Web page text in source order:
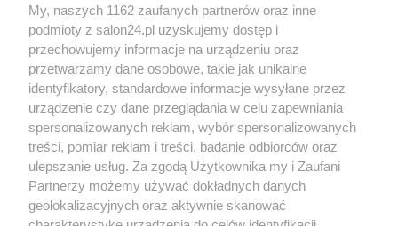
Społeczeństwo
Kultura
X Facebook Instagram Youtube
My, naszych 1162 zaufanych partnerów oraz inne
podmioty z salon24.pl uzyskujemy dostęp i
przechowujemy informacje na urządzeniu oraz
przetwarzamy dane osobowe, takie jak unikalne
identyfikatory, standardowe informacje wysyłane przez
urządzenie czy dane przeglądania w celu zapewniania
spersonalizowanych reklam, wybór spersonalizowanych
treści, pomiar reklam i treści, badanie odbiorców oraz
ulepszanie usług. Za zgodą Użytkownika my i Zaufani
Partnerzy możemy używać dokładnych danych
geolokalizacyjnych oraz aktywnie skanować